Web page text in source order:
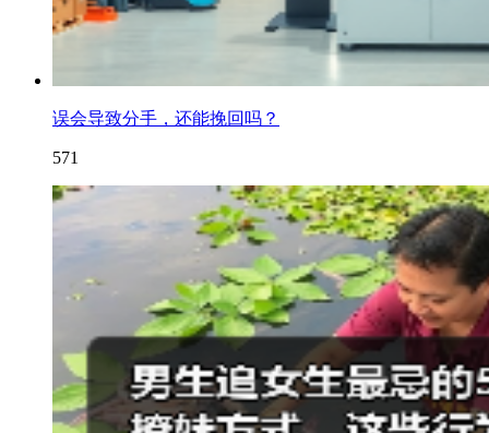
误会导致分手，还能挽回吗？
571